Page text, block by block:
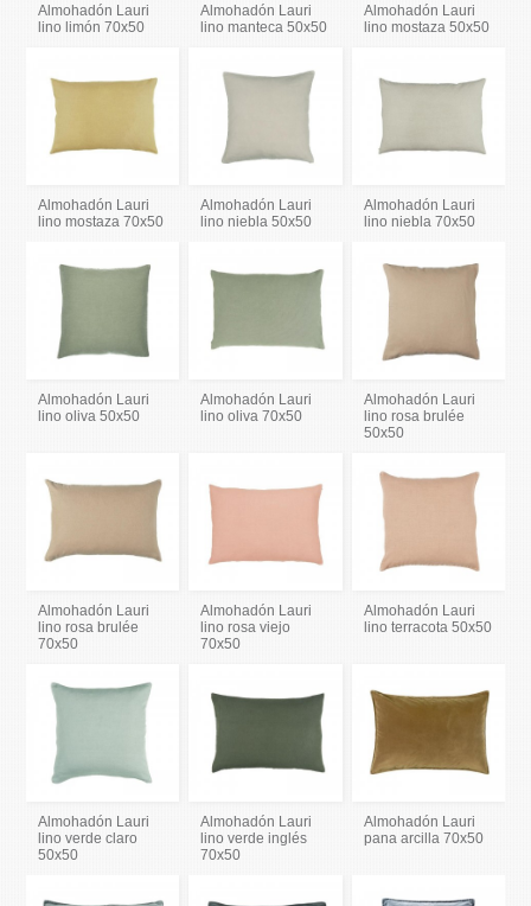
Almohadón Lauri
lino limón 70x50
Almohadón Lauri
lino manteca 50x50
Almohadón Lauri
lino mostaza 50x50
Almohadón Lauri
lino mostaza 70x50
Almohadón Lauri
lino niebla 50x50
Almohadón Lauri
lino niebla 70x50
Almohadón Lauri
lino oliva 50x50
Almohadón Lauri
lino oliva 70x50
Almohadón Lauri
lino rosa brulée
50x50
Almohadón Lauri
lino rosa brulée
70x50
Almohadón Lauri
lino rosa viejo
70x50
Almohadón Lauri
lino terracota 50x50
Almohadón Lauri
lino verde claro
50x50
Almohadón Lauri
lino verde inglés
70x50
Almohadón Lauri
pana arcilla 70x50